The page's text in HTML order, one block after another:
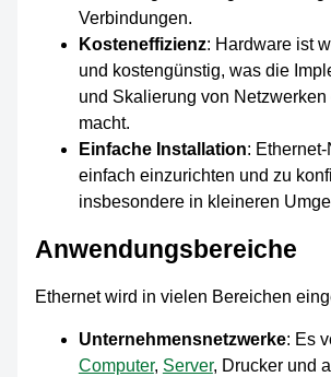
Verbindungen.
Kosteneffizienz: Hardware ist
und kostengünstig, was die
und Skalierung von
macht.
Einfache Installation:
einfach einzurichten und zu
insbesondere in kleineren
Anwendungsbereiche
Ethernet wird in vielen Bereichen
Unternehmensnetzwerke: Es
Computer, Server, Drucker und